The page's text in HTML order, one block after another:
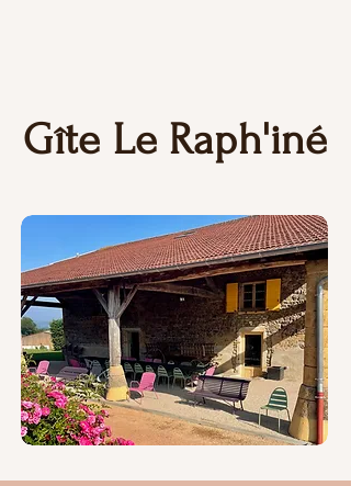
Gîte Le Raph'iné